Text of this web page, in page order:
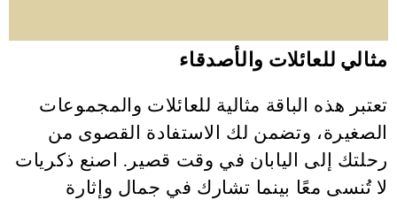
مثالي للعائلات والأصدقاء
تعتبر هذه الباقة مثالية للعائلات والمجموعات
الصغيرة، وتضمن لك الاستفادة القصوى من
رحلتك إلى اليابان في وقت قصير. اصنع ذكريات
لا تُنسى معًا بينما تشارك في جمال وإثارة